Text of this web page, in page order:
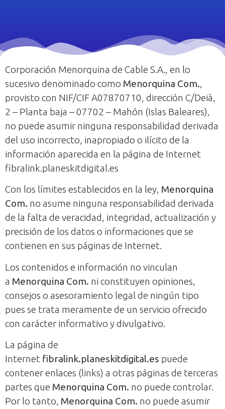
Corporación Menorquina de Cable S.A., en lo
sucesivo denominado como Menorquina Com.,
provisto con NIF/CIF A07870710, dirección C/Deià,
2 – Planta baja – 07702 – Mahón (Islas Baleares),
no puede asumir ninguna responsabilidad derivada
del uso incorrecto, inapropiado o ilícito de la
información aparecida en la página de Internet
fibralink.planeskitdigital.es
Con los límites establecidos en la ley, Menorquina
Com. no asume ninguna responsabilidad derivada
de la falta de veracidad, integridad, actualización y
precisión de los datos o informaciones que se
contienen en sus páginas de Internet.
Los contenidos e información no vinculan
a Menorquina Com. ni constituyen opiniones,
consejos o asesoramiento legal de ningún tipo
pues se trata meramente de un servicio ofrecido
con carácter informativo y divulgativo.
La página de
Internet fibralink.planeskitdigital.es puede
contener enlaces (links) a otras páginas de terceras
partes que Menorquina Com. no puede controlar.
Por lo tanto, Menorquina Com. no puede asumir